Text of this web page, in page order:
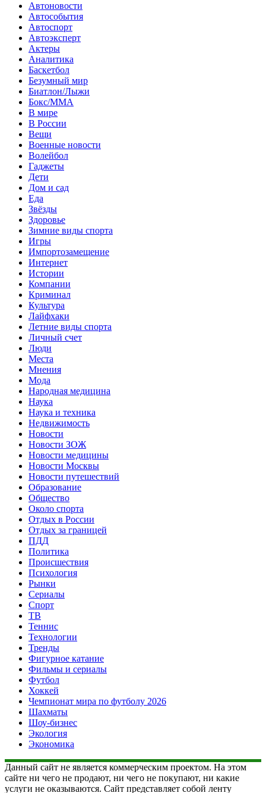
Автоновости
Автособытия
Автоспорт
Автоэксперт
Актеры
Аналитика
Баскетбол
Безумный мир
Биатлон/Лыжи
Бокс/MMA
В мире
В России
Вещи
Военные новости
Волейбол
Гаджеты
Дети
Дом и сад
Еда
Звёзды
Здоровье
Зимние виды спорта
Игры
Импортозамещение
Интернет
Истории
Компании
Криминал
Культура
Лайфхаки
Летние виды спорта
Личный счет
Люди
Места
Мнения
Мода
Народная медицина
Наука
Наука и техника
Недвижимость
Новости
Новости ЗОЖ
Новости медицины
Новости Москвы
Новости путешествий
Образование
Общество
Около спорта
Отдых в России
Отдых за границей
ПДД
Политика
Происшествия
Психология
Рынки
Сериалы
Спорт
ТВ
Теннис
Технологии
Тренды
Фигурное катание
Фильмы и сериалы
Футбол
Хоккей
Чемпионат мира по футболу 2026
Шахматы
Шоу-бизнес
Экология
Экономика
Данный сайт не является коммерческим проектом. На этом
сайте ни чего не продают, ни чего не покупают, ни какие
услуги не оказываются. Сайт представляет собой ленту